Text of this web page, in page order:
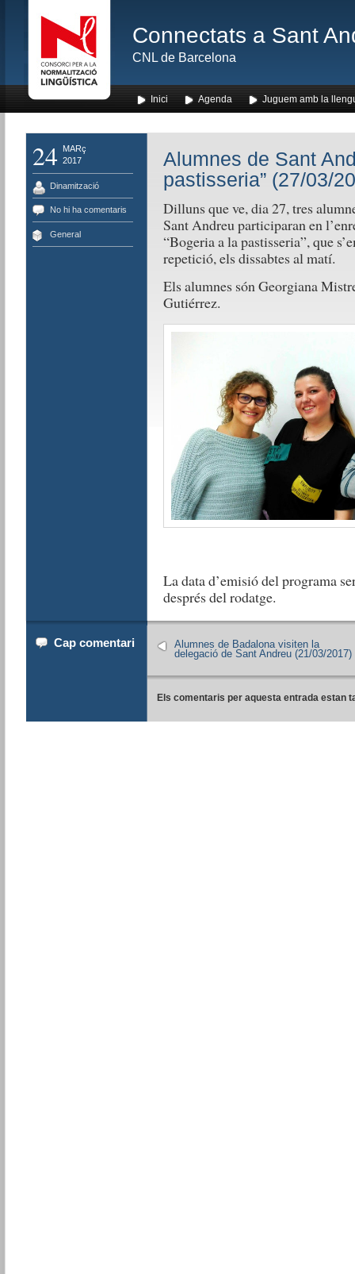
Connectats a Sant
CNL de Barcelona
Inici Agenda Juguem amb la
24
MARç
2017
Dinamització
No hi ha comentaris
General
Alumnes de Sant
pastisseria” (27/03/
Dilluns que ve, dia 27, tres
Sant Andreu participaran en
“Bogeria a la pastisseria”, que
repetició, els dissabtes al matí.
Els alumnes són Georgiana
Gutiérrez.
La data d’emisió del programa
després del rodatge.
Cap comentari
Alumnes de Badalona visiten la
delegació de Sant Andreu (21/03/2017)
Els comentaris per aquesta entrada estan